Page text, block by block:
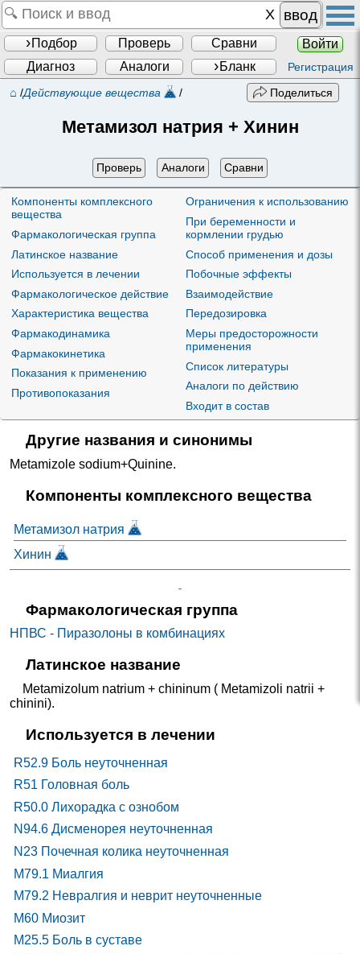
ввод
Подбор Проверь Сравни
Войти
Диагноз
Аналоги Бланк Регистрация
⌂ /Действующие вещества / Поделиться
Метамизол натрия + Хинин
Проверь Аналоги Сравни
Компоненты комплексного
вещества
Фармакологическая группа
Латинское название
Используется в лечении
Фармакологическое действие
Характеристика вещества
Фармакодинамика
Фармакокинетика
Показания к применению
Противопоказания
Ограничения к использованию
При беременности и
кормлении грудью
Способ применения и дозы
Побочные эффекты
Взаимодействие
Передозировка
Меры предосторожности
применения
Список литературы
Аналоги по действию
Входит в состав
Другие названия и синонимы
Metamizole sodium+Quinine.
Компоненты комплексного вещества
Метамизол натрия
Хинин
Фармакологическая группа
НПВС - Пиразолоны в комбинациях
Латинское название
Metamizolum natrium + сhininum ( Metamizoli natrii +
сhinini).
Используется в лечении
R52.9 Боль неуточненная
R51 Головная боль
R50.0 Лихорадка с ознобом
N94.6 Дисменорея неуточненная
N23 Почечная колика неуточненная
M79.1 Миалгия
M79.2 Невралгия и неврит неуточненные
M60 Миозит
M25.5 Боль в суставе